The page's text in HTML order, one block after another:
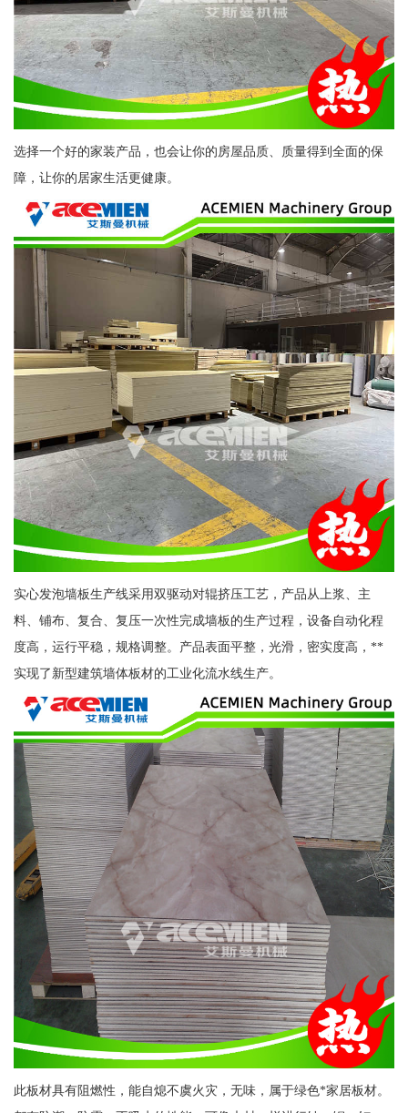
选择一个好的家装产品，也会让你的房屋品质、质量得到全面的保
障，让你的居家生活更健康。
实心发泡墙板生产线采用双驱动对辊挤压工艺，产品从上浆、主
料、铺布、复合、复压一次性完成墙板的生产过程，设备自动化程
度高，运行平稳，规格调整。产品表面平整，光滑，密实度高，**
实现了新型建筑墙体板材的工业化流水线生产。
此板材具有阻燃性，能自熄不虞火灾，无味，属于绿色*家居板材。